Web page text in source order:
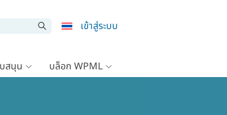
เข้าสู่ระบบ
สนุน บล็อก WPML